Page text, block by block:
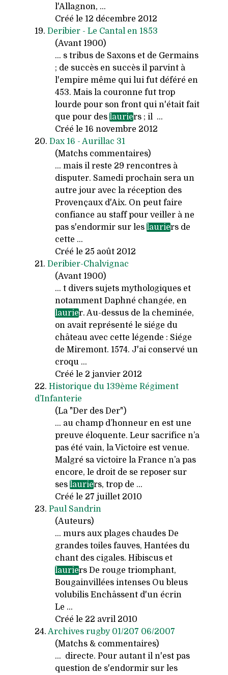
l'Allagnon, ...
Créé le 12 décembre 2012
19. Deribier - Le Cantal en 1853
(Avant 1900)
... s tribus de Saxons et de Germains
; de succès en succès il parvint à
l'empire même qui lui fut déféré en
453. Mais la couronne fut trop
lourde pour son front qui n'était fait
que pour des lauriers ; il ...
Créé le 16 novembre 2012
20. Dax 16 - Aurillac 31
(Matchs commentaires)
... mais il reste 29 rencontres à
disputer. Samedi prochain sera un
autre jour avec la réception des
Provençaux d'Aix. On peut faire
confiance au staff pour veiller à ne
pas s'endormir sur les lauriers de
cette ...
Créé le 25 août 2012
21. Deribier-Chalvignac
(Avant 1900)
... t divers sujets mythologiques et
notamment Daphné changée, en
laurier. Au-dessus de la cheminée,
on avait représenté le siége du
château avec cette légende : Siége
de Miremont. 1574. J'ai conservé un
croqu ...
Créé le 2 janvier 2012
22. Historique du 139ème Régiment
d’Infanterie
(La "Der des Der")
... au champ d’honneur en est une
preuve éloquente. Leur sacrifice n’a
pas été vain, la Victoire est venue.
Malgré sa victoire la France n’a pas
encore, le droit de se reposer sur
ses lauriers, trop de ...
Créé le 27 juillet 2010
23. Paul Sandrin
(Auteurs)
... murs aux plages chaudes De
grandes toiles fauves, Hantées du
chant des cigales. Hibiscus et
lauriers De rouge triomphant,
Bougainvillées intenses Ou bleus
volubilis Enchâssent d'un écrin
Le ...
Créé le 22 avril 2010
24. Archives rugby 01/207 06/2007
(Matchs & commentaires)
... directe. Pour autant il n'est pas
question de s'endormir sur les